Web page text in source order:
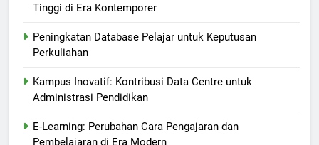
Tinggi di Era Kontemporer
Peningkatan Database Pelajar untuk Keputusan
Perkuliahan
Kampus Inovatif: Kontribusi Data Centre untuk
Administrasi Pendidikan
E-Learning: Perubahan Cara Pengajaran dan
Pembelajaran di Era Modern